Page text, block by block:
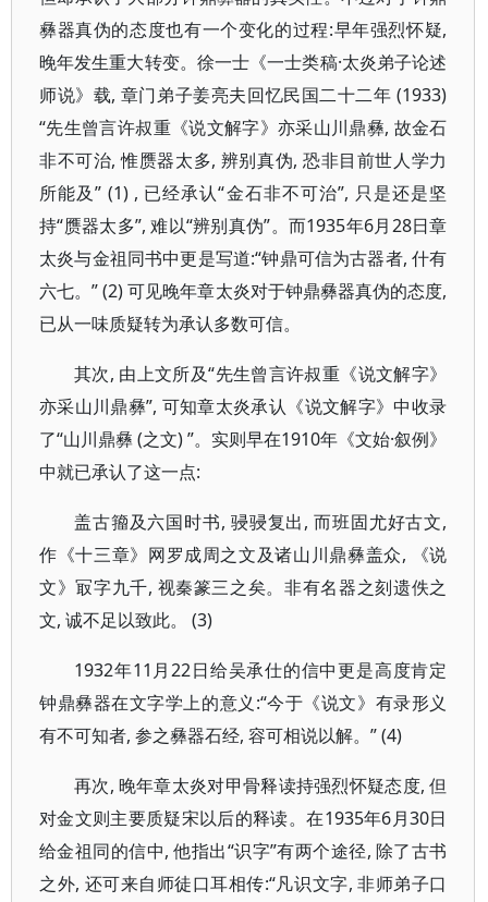
彝器真伪的态度也有一个变化的过程:早年强烈怀疑,
晚年发生重大转变。徐一士《一士类稿·太炎弟子论述
师说》载, 章门弟子姜亮夫回忆民国二十二年 (1933)
“先生曾言许叔重《说文解字》亦采山川鼎彝, 故金石
非不可治, 惟赝器太多, 辨别真伪, 恐非目前世人学力
所能及” (1) , 已经承认“金石非不可治”, 只是还是坚
持“赝器太多”, 难以“辨别真伪”。而1935年6月28日章
太炎与金祖同书中更是写道:“钟鼎可信为古器者, 什有
六七。” (2) 可见晚年章太炎对于钟鼎彝器真伪的态度,
已从一味质疑转为承认多数可信。
其次, 由上文所及“先生曾言许叔重《说文解字》
亦采山川鼎彝”, 可知章太炎承认《说文解字》中收录
了“山川鼎彝 (之文) ”。实则早在1910年《文始·叙例》
中就已承认了这一点:
盖古籀及六国时书, 骎骎复出, 而班固尤好古文,
作《十三章》网罗成周之文及诸山川鼎彝盖众, 《说
文》冣字九千, 视秦篆三之矣。非有名器之刻遗佚之
文, 诚不足以致此。 (3)
1932年11月22日给吴承仕的信中更是高度肯定
钟鼎彝器在文字学上的意义:“今于《说文》有录形义
有不可知者, 参之彝器石经, 容可相说以解。” (4)
再次, 晚年章太炎对甲骨释读持强烈怀疑态度, 但
对金文则主要质疑宋以后的释读。在1935年6月30日
给金祖同的信中, 他指出“识字”有两个途径, 除了古书
之外, 还可来自师徒口耳相传:“凡识文字, 非师弟子口